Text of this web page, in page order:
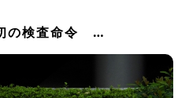
の検査命令 …